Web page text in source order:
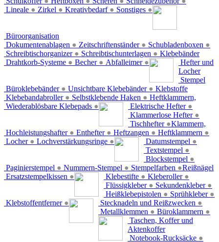
Lineale ● Zirkel ● Kreativbedarf ● Sonstiges ●
Büroorganisation
Dokumentenablagen ● Zeitschriftenständer ● Schubladenboxen ●
Schreibtischorganizer ● Schreibtischunterlagen ●
Drahtkorb-Systeme ● Becher ● Abfalleimer ●
Klebebänder
Büroklebebänder ● Unsichtbare Klebebänder ●
Klebebandabroller ● Selbstklebende Haken ●
Wiederablösbare Klebepads ●
Hefter und
Locher
Elektrische Hefter ●
Klammerlose Hefter ●
Tischhefter ●
Hochleistungshafter ● Enthefter ● Heftzangen ● Heftklammern ●
Locher ● Lochverstärkungsringe ●
Stempel
Datumstempel ●
Textstempel ●
Blockstempel ●
Paginierstempel ● Nummern-Stempel ● Stempelfarben ●
Ersatzstempelkissen ●
Klebstoffe
Klebestifte ● Kleberoller ●
Flüssigkleber ● Sekundenkleber ●
Heißklebepistolen ● Sprühkleber ●
Klebstoffentferner ●
Heftklammern,
Klammern,
Reißnägel
Stecknadeln und Reißzwecken ●
Metallklemmen ● Büroklammern ●
Taschen, Koffer und
Aktenkoffer
Notebook-Rucksäcke ●